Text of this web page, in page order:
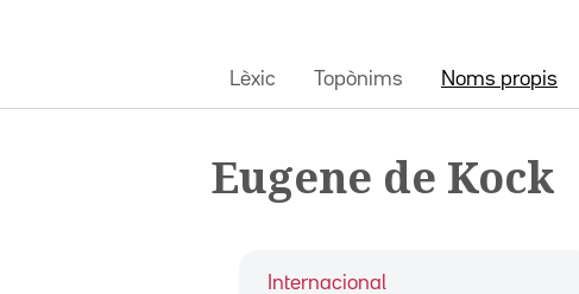
Lèxic Topònims Noms propis
Eugene de Kock
Internacional